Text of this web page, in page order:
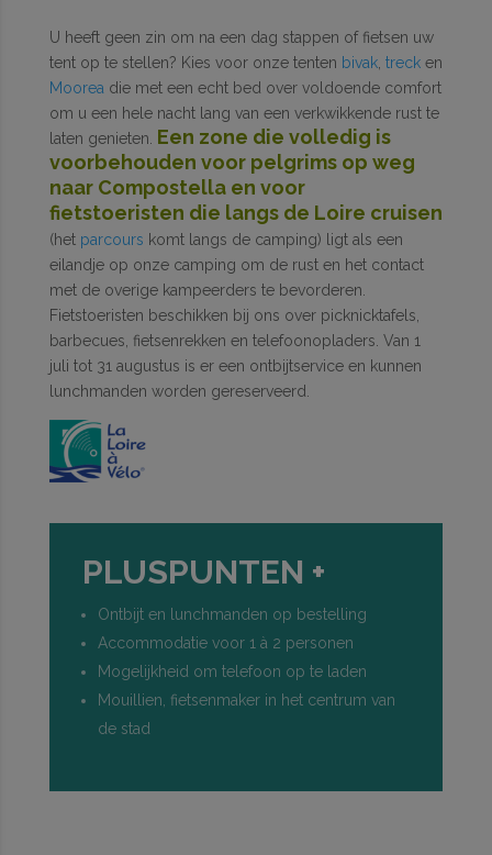
U heeft geen zin om na een dag stappen of fietsen uw
tent op te stellen? Kies voor onze tenten bivak, trecken
Mooreadie met een echt bed over voldoende comfort
om u een hele nacht lang van een verkwikkende rust te
laten genieten. Een zone die volledig is
voorbehouden voor pelgrims op weg
naar Compostella en voor
fietstoeristen die langs de Loire cruisen
(het parcours komt langs de camping) ligt als een
eilandje op onze camping om de rust en het contact
met de overige kampeerders te bevorderen.
Fietstoeristen beschikken bij ons over picknicktafels,
barbecues, fietsenrekken en telefoonopladers. Van 1
juli tot 31 augustus is er een ontbijtservice en kunnen
lunchmanden worden gereserveerd.
PLUSPUNTEN +
Ontbijt en lunchmanden op bestelling
Accommodatie voor 1 à 2 personen
Mogelijkheid om telefoon op te laden
Mouillien, fietsenmaker in het centrum van
de stad